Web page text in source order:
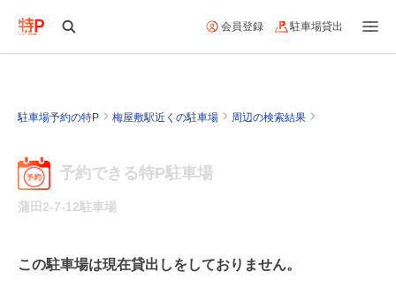
会員登録 駐車場貸出
駐車場予約の特P 梅屋敷駅近くの駐車場 周辺の検索結果
予約できる特P駐車場
蒲田2-7-12駐車場
この駐車場は現在貸出しをしておりません。